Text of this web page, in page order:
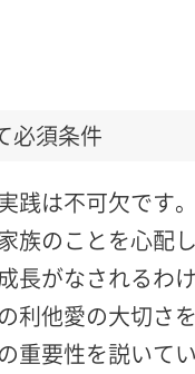
必須条件
践は不可欠です
族のことを心配
長がなされるわ
利他愛の大切さ
重要性を説いて